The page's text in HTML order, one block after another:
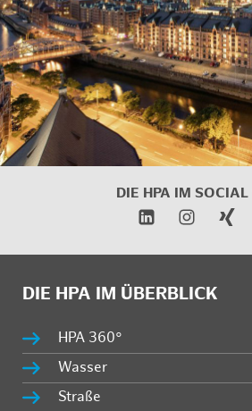
DIE HPA IM SOCIAL
DIE HPA IM ÜBERBLICK
HPA 360°
Wasser
Straße